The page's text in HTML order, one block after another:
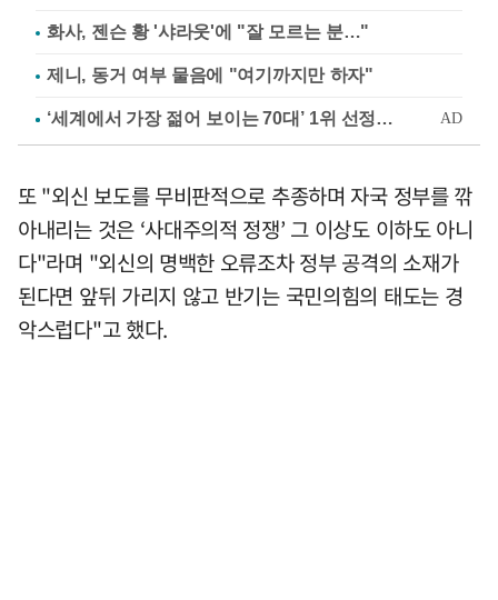
화사, 젠슨 황 '샤라웃'에 "잘 모르는 분…"
제니, 동거 여부 물음에 "여기까지만 하자"
또 "외신 보도를 무비판적으로 추종하며 자국 정부를 깎
아내리는 것은 ‘사대주의적 정쟁’ 그 이상도 이하도 아니
다"라며 "외신의 명백한 오류조차 정부 공격의 소재가
된다면 앞뒤 가리지 않고 반기는 국민의힘의 태도는 경
악스럽다"고 했다.